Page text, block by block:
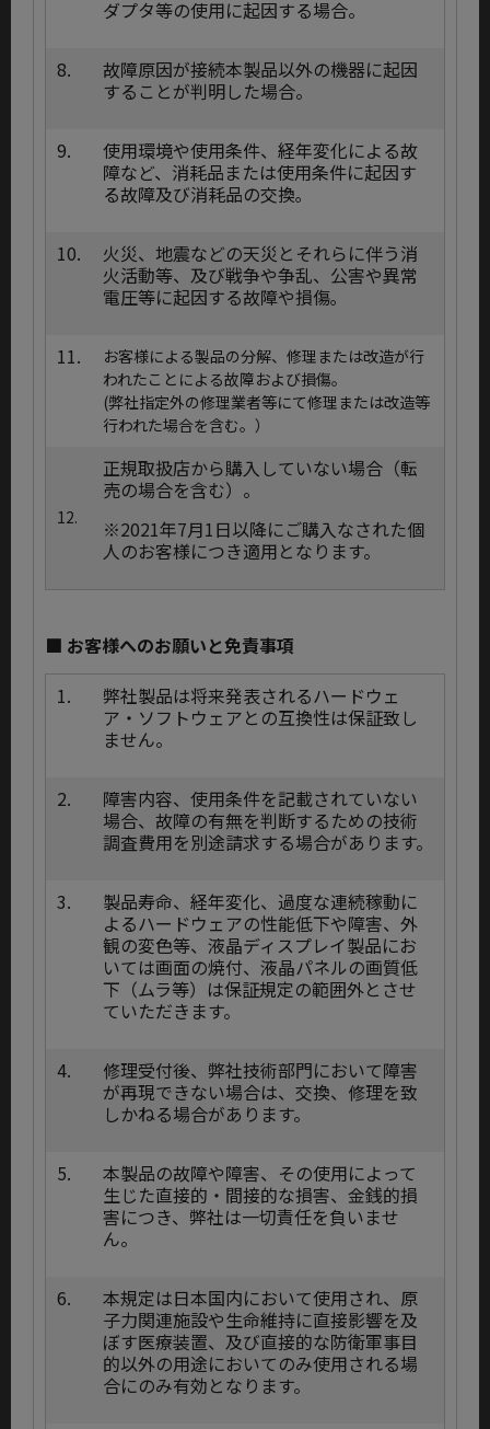
ダプタ等の使用に起因する場合。
8.
故障原因が接続本製品以外の機器に起因
することが判明した場合。
9.
使用環境や使用条件、経年変化による故
障など、消耗品または使用条件に起因す
る故障及び消耗品の交換｡
10.
火災、地震などの天災とそれらに伴う消
火活動等、及び戦争や争乱、公害や異常
電圧等に起因する故障や損傷｡
11.
お客様による製品の分解、修理または改造が行
われたことによる故障および損傷。
(弊社指定外の修理業者等にて修理または改造等
行われた場合を含む。）
12.
正規取扱店から購入していない場合（転
売の場合を含む）。
※2021年7月1日以降にご購入なされた個
人のお客様につき適用となります。
■ お客様へのお願いと免責事項
1.
弊社製品は将来発表されるハードウェ
ア・ソフトウェアとの互換性は保証致し
ません。
2.
障害内容、使用条件を記載されていない
場合、故障の有無を判断するための技術
調査費用を別途請求する場合があります。
3.
製品寿命、経年変化、過度な連続稼動に
よるハードウェアの性能低下や障害、外
観の変色等、液晶ディスプレイ製品にお
いては画面の焼付、液晶パネルの画質低
下（ムラ等）は保証規定の範囲外とさせ
ていただきます。
4.
修理受付後、弊社技術部門において障害
が再現できない場合は、交換、修理を致
しかねる場合があります。
5.
本製品の故障や障害、その使用によって
生じた直接的・間接的な損害、金銭的損
害につき、弊社は一切責任を負いませ
ん。
6.
本規定は日本国内において使用され、原
子力関連施設や生命維持に直接影響を及
ぼす医療装置、及び直接的な防衛軍事目
的以外の用途においてのみ使用される場
合にのみ有効となります。